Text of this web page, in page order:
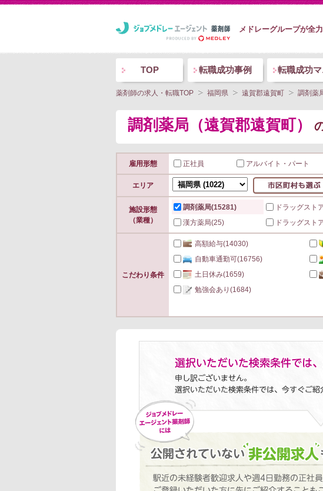
メドレーグループが全
TOP 転職成功事例 転職成功
薬剤師の求人・転職TOP 福岡県 遠賀郡遠賀町 調剤薬
調剤薬局（遠賀郡遠賀町）
雇用形態 正社員 アルバイト・パート
エリア
施設形態
（業種）
調剤薬局(15281) ドラッグスト
漢方薬局(25) ドラッグスト
こだわり条件
高額給与(14030)
自動車通勤可(16756)
土日休み(1659)
勉強会あり (1684)